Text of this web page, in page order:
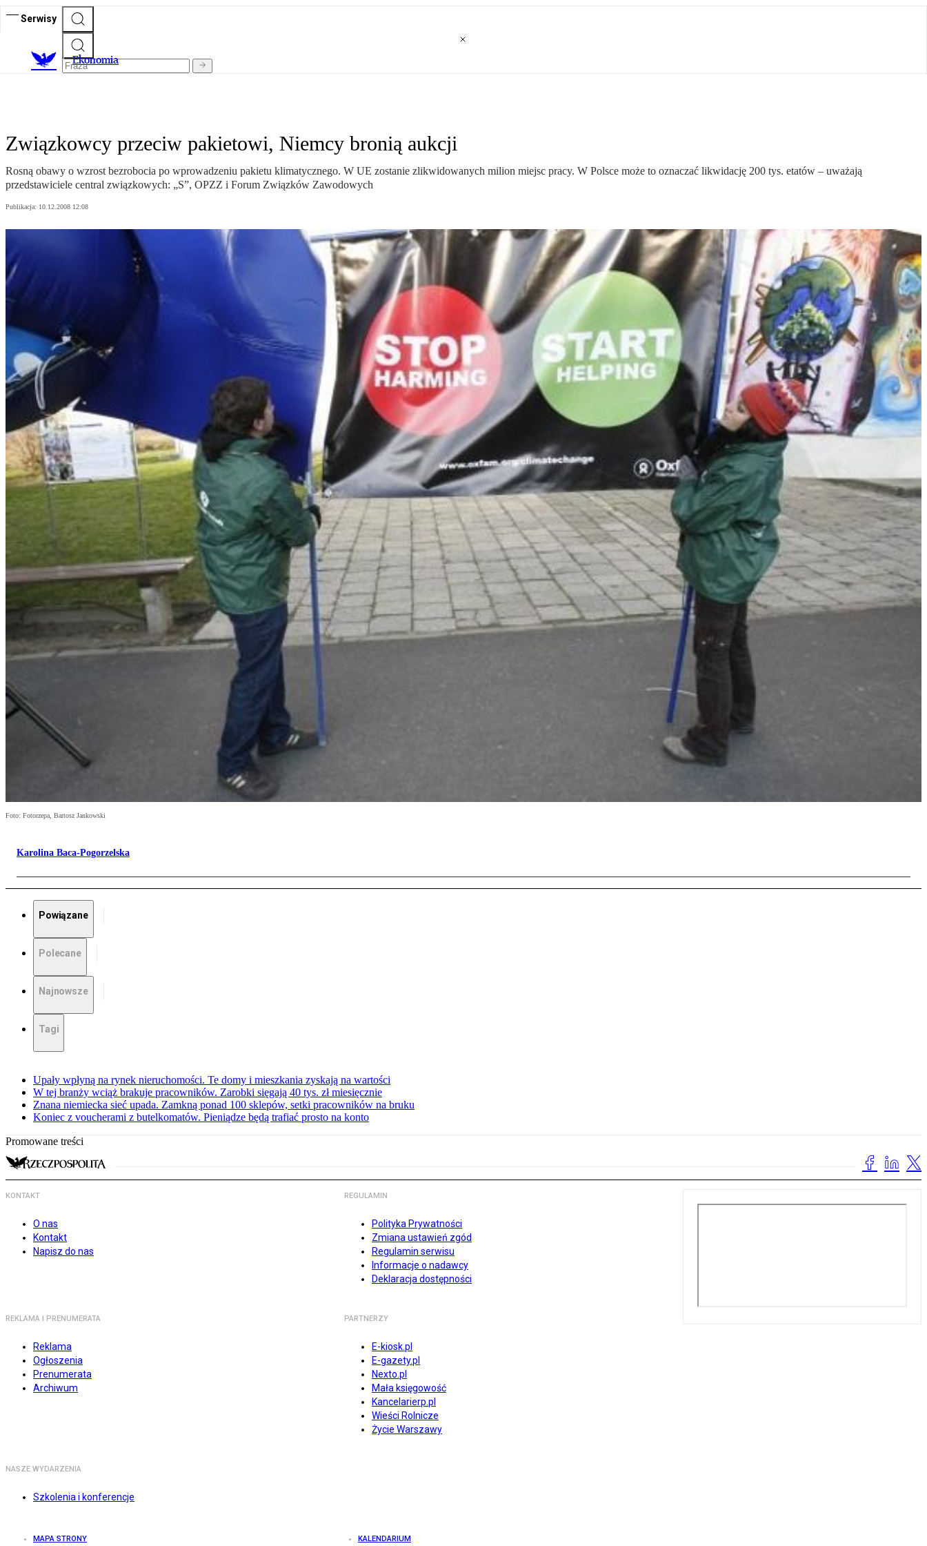
Serwisy
Ekonomia
Związkowcy przeciw pakietowi, Niemcy bronią aukcji
Rosną obawy o wzrost bezrobocia po wprowadzeniu pakietu klimatycznego. W UE zostanie zlikwidowanych milion miejsc pracy. W Polsce może to oznaczać likwidację 200 tys. etatów – uważają
przedstawiciele central związkowych: „S”, OPZZ i Forum Związków Zawodowych
Publikacja: 10.12.2008 12:08
Foto: Fotorzepa, Bartosz Jankowski
Karolina Baca-Pogorzelska
Powiązane
Polecane
Najnowsze
Tagi
Upały wpłyną na rynek nieruchomości. Te domy i mieszkania zyskają na wartości
W tej branży wciąż brakuje pracowników. Zarobki sięgają 40 tys. zł miesięcznie
Znana niemiecka sieć upada. Zamkną ponad 100 sklepów, setki pracowników na bruku
Koniec z voucherami z butelkomatów. Pieniądze będą trafiać prosto na konto
Promowane treści
KONTAKT
O nas
Kontakt
Napisz do nas
REGULAMIN
Polityka Prywatności
Zmiana ustawień zgód
Regulamin serwisu
Informacje o nadawcy
Deklaracja dostępności
REKLAMA I PRENUMERATA
Reklama
Ogłoszenia
Prenumerata
Archiwum
PARTNERZY
E-kiosk.pl
E-gazety.pl
Nexto.pl
Mała księgowość
Kancelarierp.pl
Wieści Rolnicze
Życie Warszawy
NASZE WYDARZENIA
Szkolenia i konferencje
MAPA STRONY KALENDARIUM